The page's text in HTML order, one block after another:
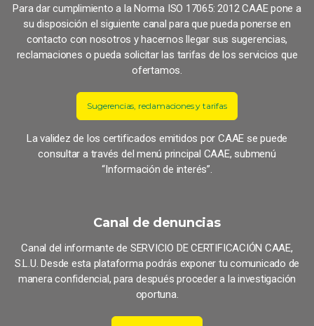
Para dar cumplimiento a la Norma ISO 17065: 2012 CAAE pone a
su disposición el siguiente canal para que pueda ponerse en
contacto con nosotros y hacernos llegar sus sugerencias,
reclamaciones o pueda solicitar las tarifas de los servicios que
ofertamos.
Sugerencias, reclamaciones y tarifas
La validez de los certificados emitidos por CAAE se puede
consultar a través del menú principal CAAE, submenú
“Información de interés”.
Canal de denuncias
Canal del informante de SERVICIO DE CERTIFICACIÓN CAAE,
S.L.U. Desde esta plataforma podrás exponer tu comunicado de
manera confidencial, para después proceder a la investigación
oportuna.